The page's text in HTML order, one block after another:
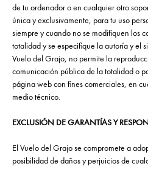
de tu ordenador o en cualquier otro
única y exclusivamente, para tu uso
siempre y cuando no se modifiquen los
totalidad y se especifique la autoría y el
Vuelo del Grajo, no permite la
comunicación pública de la totalidad o
página web con fines comerciales, en
medio técnico.
EXCLUSIÓN DE GARANTÍAS Y
El Vuelo del Grajo se compromete a
posibilidad de daños y perjuicios de